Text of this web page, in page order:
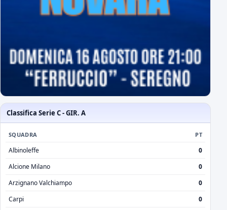
Classifica Serie C - GIR. A
SQUADRA PT
Albinoleffe
0
Alcione Milano
0
Arzignano Valchiampo
0
Carpi
0